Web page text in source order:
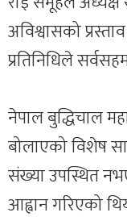
अविश्वासको
प्रतिनिधिले
नेपाल बुद्धिचाल
बोलाएको विशेष
संख्या उपस्थित
आह्वान गरिएको